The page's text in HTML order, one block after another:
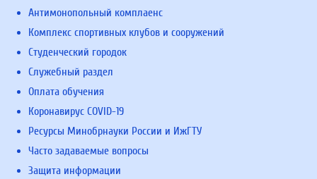
Антимонопольный комплаенс
Комплекс спортивных клубов и сооружений
Студенческий городок
Служебный раздел
Оплата обучения
Коронавирус COVID-19
Ресурсы Минобрнауки России и ИжГТУ
Часто задаваемые вопросы
Защита информации